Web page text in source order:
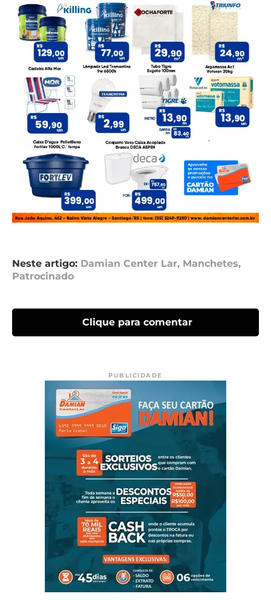
Neste artigo: Damian Center Lar, Manchetes,
Patrocinado
Clique para comentar
PUBLICIDADE